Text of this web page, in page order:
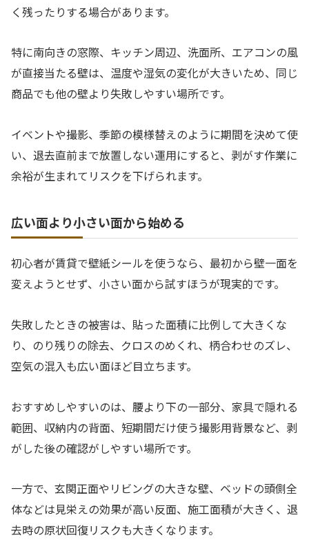
く残ったりする場合があります。
特に南向きの窓際、キッチン周辺、洗面所、エアコンの風
が直接当たる壁は、温度や湿気の変化が大きいため、同じ
商品でも他の壁より失敗しやすい場所です。
イベントや撮影、季節の模様替えのように期間を決めて使
い、退去直前まで放置しない運用にすると、剥がす作業に
余裕が生まれてリスクを下げられます。
広い面より小さい面から始める
初心者が賃貸で壁紙シールを使うなら、最初から壁一面を
変えようとせず、小さい面から試すほうが現実的です。
失敗したときの被害は、貼った面積に比例して大きくな
り、のり残りの除去、クロスのめくれ、柄合わせのズレ、
空気の混入も広い面ほど目立ちます。
おすすめしやすいのは、腰より下の一部分、家具で隠れる
範囲、収納内の背面、短期間だけ使う撮影用背景など、剥
がした後の確認がしやすい場所です。
一方で、玄関正面やリビングの大きな壁、ベッドの頭側全
体などは見栄えの効果が高い反面、施工面積が大きく、退
去時の原状回復リスクも大きくなります。